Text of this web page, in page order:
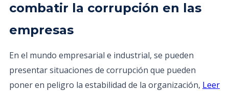
combatir la corrupción en las
empresas
En el mundo empresarial e industrial, se pueden
presentar situaciones de corrupción que pueden
poner en peligro la estabilidad de la organización, Leer